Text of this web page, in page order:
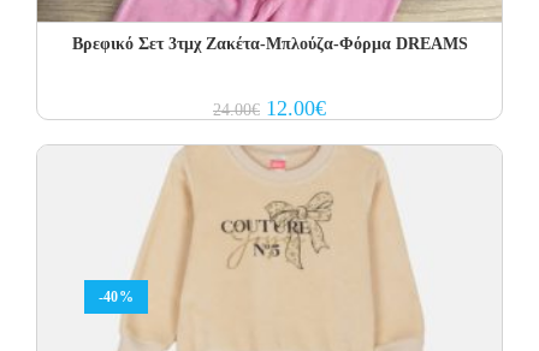
Βρεφικό Σετ 3τμχ Ζακέτα-Μπλούζα-Φόρμα DREAMS
24.00€ Original
price
24.00€.
12.00€Current
price
12.00€.
-40%